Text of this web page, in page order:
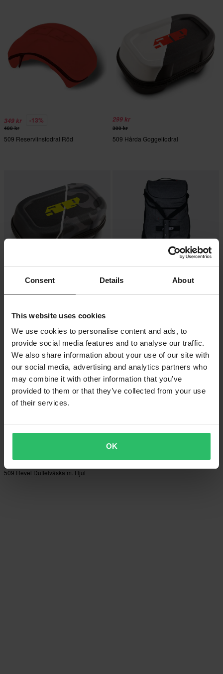
Consent Details About
This website uses cookies
We use cookies to personalise content and ads, to
provide social media features and to analyse our traffic.
We also share information about your use of our site with
our social media, advertising and analytics partners who
may combine it with other information that you’ve
provided to them or that they’ve collected from your use
of their services.
OK
349 kr -13%
400 kr
509 Reservlinsfodral Röd
299 kr
300 kr
509 Hårda Goggelfodral
300 kr 1 300 kr
2 600 kr
509 Revel Duffelväska m. Hjul